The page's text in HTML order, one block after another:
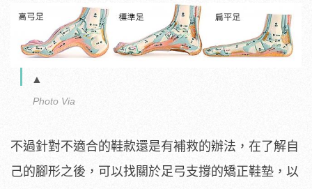
▲
Photo Via
不過針對不適合的鞋款還是有補救的辦法，在了解自
己的腳形之後，可以找關於足弓支撐的矯正鞋墊，以